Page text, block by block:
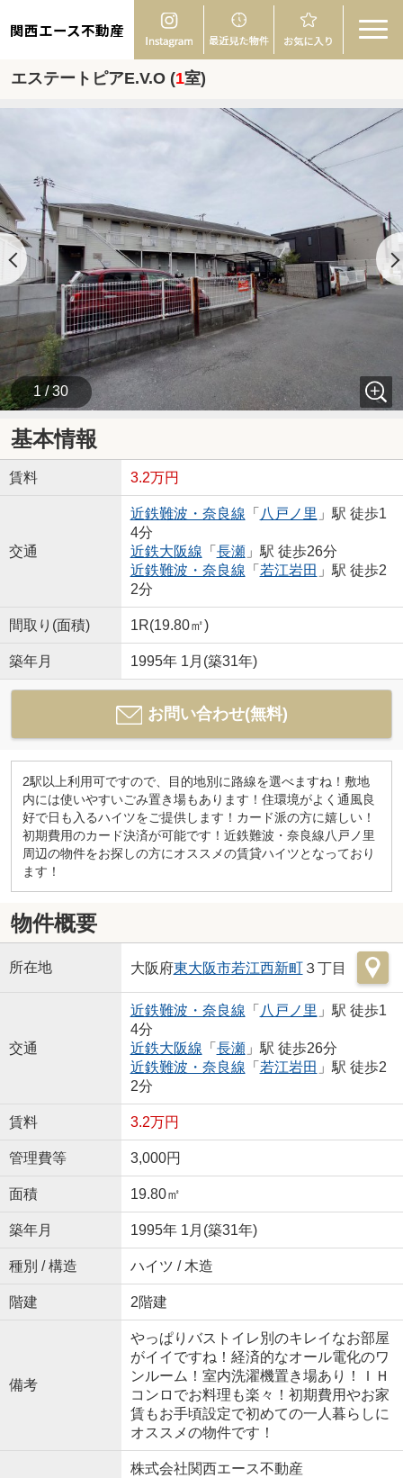
関西エース不動産
エステートピアE.V.O (1室)
1 / 30
基本情報
賃料 3.2万円
交通
近鉄難波・奈良線 「 八戸ノ里 」駅 徒歩1
4分
近鉄大阪線 「 長瀬」駅 徒歩26分
近鉄難波・奈良線 「 若江岩田 」駅 徒歩2
2分
間取り(面積) 1R(19.80㎡)
築年月 1995年 1月(築31年)
お問い合わせ(無料)
2駅以上利用可ですので、目的地別に路線を選べますね！敷地
内には使いやすいごみ置き場もあります！住環境がよく通風良
好で日も入るハイツをご提供します！カード派の方に嬉しい！
初期費用のカード決済が可能です！近鉄難波・奈良線八戸ノ里
周辺の物件をお探しの方にオススメの賃貸ハイツとなっており
ます！
物件概要
所在地 大阪府東大阪市若江西新町３丁目
交通
近鉄難波・奈良線 「 八戸ノ里 」駅 徒歩1
4分
近鉄大阪線 「 長瀬」駅 徒歩26分
近鉄難波・奈良線 「 若江岩田 」駅 徒歩2
2分
賃料 3.2万円
管理費等 3,000円
面積 19.80㎡
築年月 1995年 1月(築31年)
種別 / 構造 ハイツ / 木造
階建 2階建
備考
やっぱりバストイレ別のキレイなお部屋
がイイですね！経済的なオール電化のワ
ンルーム！室内洗濯機置き場あり！ＩＨ
コンロでお料理も楽々！初期費用やお家
賃もお手頃設定で初めての一人暮らしに
オススメの物件です！
株式会社関西エース不動産